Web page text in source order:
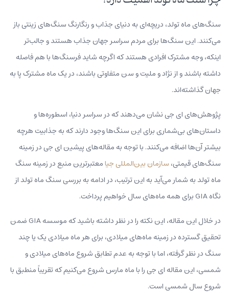
سنگ‌های ماه تولد، دریچه‌ای به دنیای جذاب و رنگارنگ سنگ‌های زینتی باز
می‌کنند. این سنگ‌ها برای مردم سراسر جهان جذاب هستند و جالب‌تر
اینکه، وجه مشترک افرادی هستند که اگرچه شاید فرسنگ‌ها با هم فاصله
داشته باشند و از نژاد و ملیت و سن متفاوتی باشند، در یک ماه مشترک پا به
جهان گذاشته‌اند.
پژوهش‌های ای جی نشان می‌دهند که در سراسر دنیا، اسطوره‌ها و
داستان‌های بی‌شماری برای این سنگ‌ها وجود دارند که به جذابیت‌ هرچه
بیشتر آن‌ها اضافه می‌کنند. با توجه به مقاله‌های پیشین ای جی در زمینه
سنگ‌های قیمتی، سازمان بین‌المللی جیامعتبرترین منبع در زمینه سنگ
ماه تولد به شمار می‌آید به این ترتیب، در ادامه به بررسی سنگ ماه تولد از
نگاه GIA برای همه ماه‌های سال‌ خواهیم پرداخت.
در خلال این مقاله، این نکته را در نظر داشته باشید که موسسه GIA ضمن
تحقیق گسترده در زمینه ماه‌های میلادی، برای هر ماه میلادی یک یا چند
سنگ در نظر گرفته، اما با توجه به عدم تطابق شروع ماه‌های میلادی و
شمسی، این مقاله ای جی را با ماه مارس شروع می‌کنیم که تقریباً منطبق با
شروع سال شمسی است.